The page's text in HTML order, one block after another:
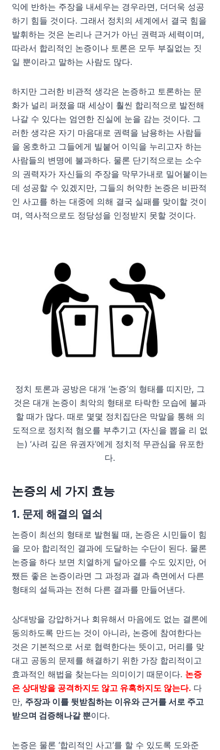
익에 반하는 주장을 내세우는 경우라면, 더더욱 성공
하기 힘들 것이다. 그래서 정치의 세계에서 결국 힘을
발휘하는 것은 논리나 근거가 아닌 권력과 세력이며,
따라서 합리적인 논증이나 토론은 모두 부질없는 짓
일 뿐이라고 말하는 사람도 많다.
하지만 그러한 비관적 생각은 논증하고 토론하는 문
화가 널리 퍼졌을 때 세상이 훨씬 합리적으로 발전해
나갈 수 있다는 엄연한 진실에 눈을 감는 것이다. 그
러한 생각은 자기 마음대로 권력을 남용하는 사람들
을 옹호하고 그들에게 빌붙어 이익을 누리고자 하는
사람들의 변명에 불과하다. 물론 단기적으로는 소수
의 권력자가 자신들의 주장을 막무가내로 밀어붙이는
데 성공할 수 있겠지만, 그들의 허약한 논증은 비판적
인 사고를 하는 대중에 의해 결국 실패를 맞이할 것이
며, 역사적으로도 정당성을 인정받지 못할 것이다.
정치 토론과 공방은 대개 ‘논증’의 형태를 띠지만, 그
것은 대개 논증이 최악의 형태로 타락한 모습에 불과
할 때가 많다. 때로 몇몇 정치집단은 막말을 통해 의
도적으로 정치적 혐오를 부추기고 (자신을 뽑을 리 없
는) ‘사려 깊은 유권자’에게 정치적 무관심을 유포한
다.
논증의 세 가지 효능
1. 문제 해결의 열쇠
논증이 최선의 형태로 발현될 때, 논증은 시민들이 힘
을 모아 합리적인 결과에 도달하는 수단이 된다. 물론
논증을 하다 보면 치열하게 달아오를 수도 있지만, 어
쨌든 좋은 논증이라면 그 과정과 결과 측면에서 다른
형태의 설득과는 전혀 다른 결과를 만들어낸다.
상대방을 강압하거나 회유해서 마음에도 없는 결론에
동의하도록 만드는 것이 아니라, 논증에 참여한다는
것은 기본적으로 서로 협력한다는 뜻이고, 머리를 맞
대고 공동의 문제를 해결하기 위한 가장 합리적이고
효과적인 해법을 찾는다는 의미이기 때문이다. 논증
은 상대방을 공격하지도 않고 유혹하지도 않는다. 다
만, 주장과 이를 뒷받침하는 이유와 근거를 서로 주고
받으며 검증해나갈 뿐이다.
논증은 물론 ‘합리적인 사고’를 할 수 있도록 도와준